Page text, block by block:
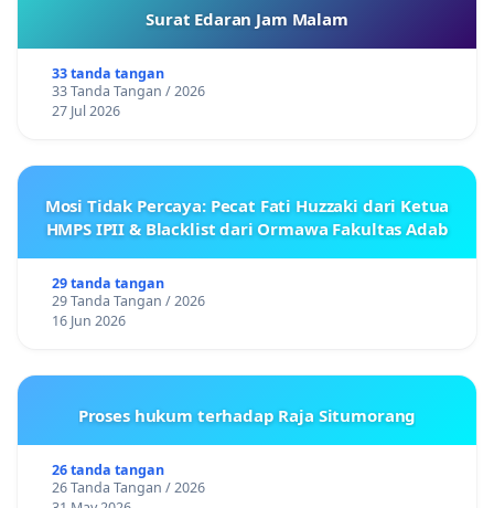
Surat Edaran Jam Malam
33 tanda tangan
33 Tanda Tangan / 2026
27 Jul 2026
Mosi Tidak Percaya: Pecat Fati Huzzaki dari Ketua
HMPS IPII & Blacklist dari Ormawa Fakultas Adab
29 tanda tangan
29 Tanda Tangan / 2026
16 Jun 2026
Proses hukum terhadap Raja Situmorang
26 tanda tangan
26 Tanda Tangan / 2026